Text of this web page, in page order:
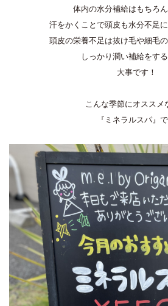
体内の水分補給はもちろん
汗をかくことで頭皮も水分不足
頭皮の栄養不足は抜け毛や細毛
しっかり潤い補給をす
大事です！
こんな季節にオススメ
『ミネラルスパ』